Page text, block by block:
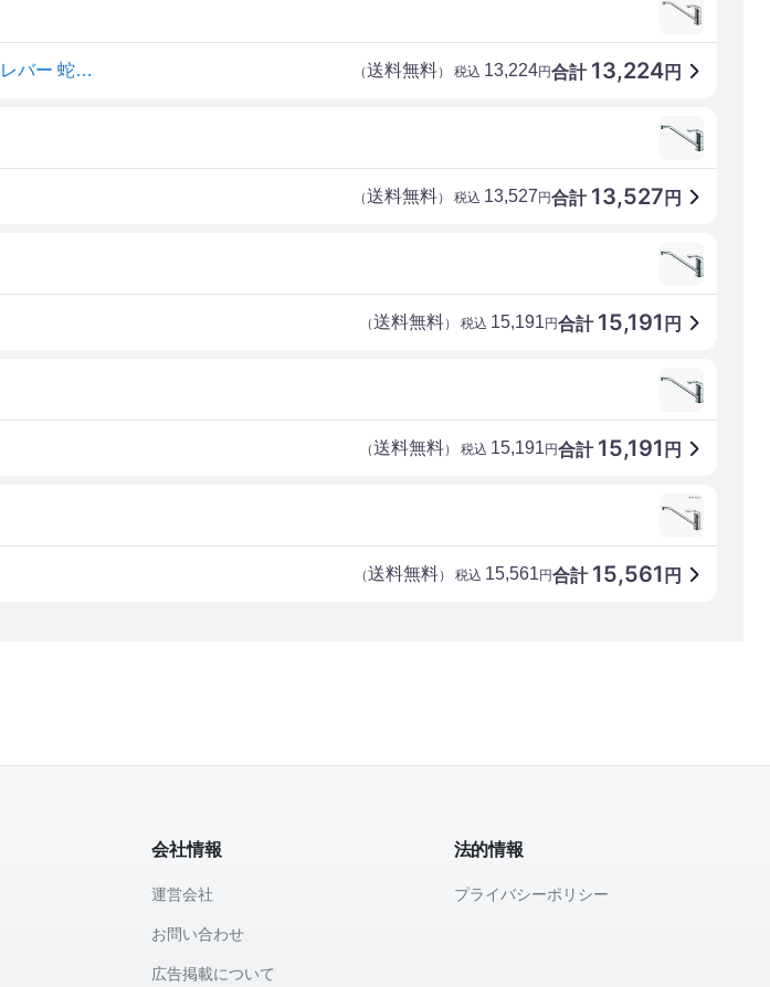
SANEI(サンエイ) シングル ワンホール混合栓 キッチン用 上面施工式 泡沫吐水 リングレバー 蛇口 キッチン水栓 K87110TJV-13 合計 13,224円
（送料無料） 税込 13,224円
合計 13,527 円
（送料無料） 税込 13,527円
合計 15,191 円
（送料無料） 税込 15,191円
合計 15,191 円
（送料無料） 税込 15,191円
合計 15,561 円
（送料無料） 税込 15,561円
会社情報
運営会社
お問い合わせ
広告掲載について
法的情報
プライバシーポリシー